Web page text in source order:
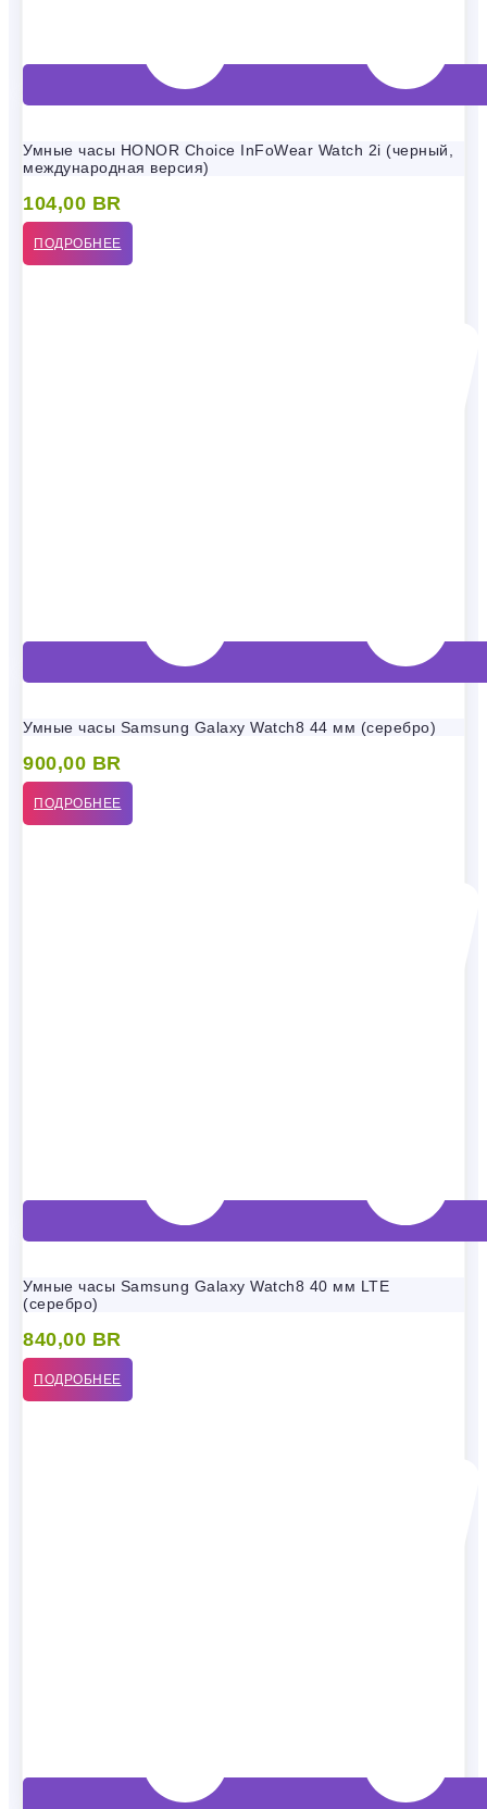
Умные часы HONOR Choice InFoWear Watch 2i (черный,
международная версия)
104,00 BR
ПОДРОБНЕЕ
Умные часы Samsung Galaxy Watch8 44 мм (серебро)
900,00 BR
ПОДРОБНЕЕ
Умные часы Samsung Galaxy Watch8 40 мм LTE
(серебро)
840,00 BR
ПОДРОБНЕЕ